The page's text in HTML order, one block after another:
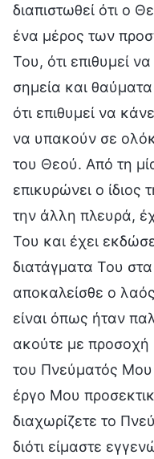
διαπιστωθεί ότι ο
ένα μέρος των
Του, ότι επιθυμεί
σημεία και
ότι επιθυμεί να
να υπακούν σε
του Θεού. Από τη
επικυρώνει ο ίδιος
την άλλη πλευρά,
Του και έχει
διατάγματα Του
αποκαλείσθε ο
είναι όπως ήταν
ακούτε με προσοχή
του Πνεύματός Μου
έργο Μου
διαχωρίζετε το
διότι είμαστε